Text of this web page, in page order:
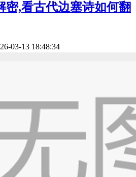
密,看古代边塞诗如何翻
03-13 18:48:34